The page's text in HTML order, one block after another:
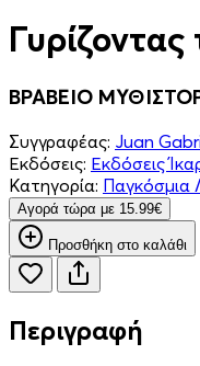
ΒΡΑΒΕΙΟ
Συγγραφέας: Juan
Εκδόσεις: Εκδόσεις
Κατηγορία: Παγκόσμια
Aγορά τώρα με 15.99€
Προσθήκη στο καλάθι
Περιγραφή